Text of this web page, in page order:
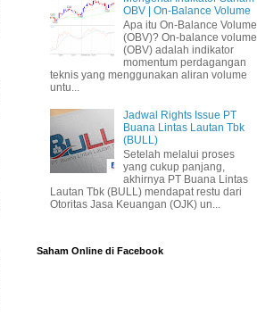
OBV | On-Balance Volume
Apa itu On-Balance Volume
(OBV)? On-balance volume
(OBV) adalah indikator
momentum perdagangan
teknis yang menggunakan aliran volume
untu...
Jadwal Rights Issue PT
Buana Lintas Lautan Tbk
(BULL)
Setelah melalui proses
yang cukup panjang,
akhirnya PT Buana Lintas
Lautan Tbk (BULL) mendapat restu dari
Otoritas Jasa Keuangan (OJK) un...
Saham Online di Facebook